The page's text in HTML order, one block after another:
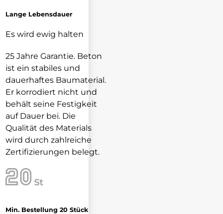
Lange Lebensdauer
Es wird ewig halten
25 Jahre Garantie. Beton
ist ein stabiles und
dauerhaftes Baumaterial.
Er korrodiert nicht und
behält seine Festigkeit
auf Dauer bei. Die
Qualität des Materials
wird durch zahlreiche
Zertifizierungen belegt.
Min. Bestellung 20 Stück